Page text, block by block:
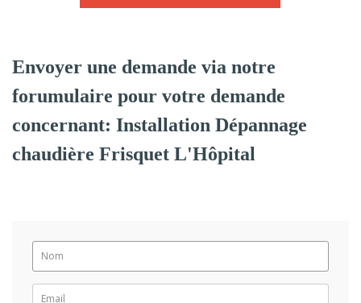
Envoyer une demande via notre
forumulaire pour votre demande
concernant: Installation Dépannage
chaudière Frisquet L'Hôpital